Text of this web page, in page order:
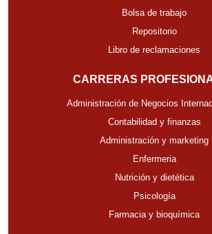
Bolsa de trabajo
Repositorio
Libro de reclamaciones
CARRERAS
Administración de Negocios
Contabilidad y finanzas
Administración y marketing
Enfermeria
Nutrición y dietética
Psicología
Farmacia y bioquímica